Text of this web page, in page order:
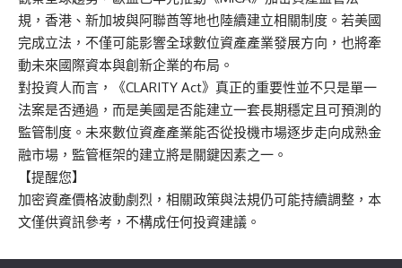
規，香港、新加坡與阿聯酋等地也陸續建立相關制度。若美國
完成立法，不僅可能影響全球數位資產產業發展方向，也將牽
動未來國際資本與創新企業的布局。
對投資人而言，《CLARITY Act》真正的重要性並不只是單一
法案是否通過，而是美國是否能建立一套長期穩定且可預測的
監管制度。未來數位資產產業能否從投機市場逐步走向成熟金
融市場，監管框架的建立將是關鍵因素之一。
【提醒您】
加密資產價格波動劇烈，相關政策與法規仍可能持續調整，本
文僅供資訊參考，不構成任何投資建議。